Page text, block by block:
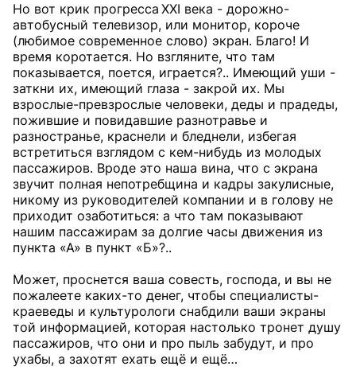
Но вот крик прогресса XXI века - дорожно-
автобусный телевизор, или монитор, короче
(любимое современное слово) экран. Благо! И
время коротается. Но взгляните, что там
показывается, поется, играется?.. Имеющий уши -
заткни их, имеющий глаза - закрой их. Мы
взрослые-превзрослые человеки, деды и прадеды,
пожившие и повидавшие разнотравье и
разностранье, краснели и бледнели, избегая
встретиться взглядом с кем-нибудь из молодых
пассажиров. Вроде это наша вина, что с экрана
звучит полная непотребщина и кадры закулисные,
никому из руководителей компании и в голову не
приходит озаботиться: а что там показывают
нашим пассажирам за долгие часы движения из
пункта «А» в пункт «Б»?..
Может, проснется ваша совесть, господа, и вы не
пожалеете каких-то денег, чтобы специалисты-
краеведы и культурологи снабдили ваши экраны
той информацией, которая настолько тронет душу
пассажиров, что они и про пыль забудут, и про
ухабы, а захотят ехать ещё и ещё…